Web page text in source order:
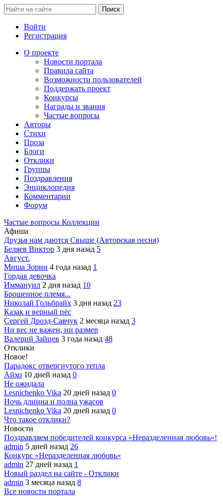
Войти
Регистрация
О проекте
Новости портала
Правила сайта
Возможности пользователей
Поддержать проект
Конкурсы
Награды и звания
Частые вопросы
Авторы
Стихи
Проза
Блоги
Отклики
Группы
Поздравления
Энциклопедия
Комментарии
Форум
Частые вопросы Коллекции
Афиша
Друзья нам даются Свыше (Авторская песня)
Беляев Виктор 3 дня назад 5
Август.
Миша Зорин 4 года назад 1
Гордая девочка
Иммануил 2 дня назад 10
Брошенное племя...
Николай Гольбрайх 3 дня назад 23
Казак и верный пёс
Сергей Дрозд-Савчук 2 месяца назад 3
Ни вес не важен, ни размер
Валерий Зайцев 3 года назад 48
Отклики
Новое!
Парадокс отвергнутого тепла
Айхо 10 дней назад 0
Не ожидала
Lesnichenko Vika 20 дней назад 0
Ночь длинна и полна ужасов
Lesnichenko Vika 20 дней назад 0
Что такое отклики?
Новости
Поздравляем победителей конкурса «Неразделенная любовь»!
admin 5 дней назад 26
Конкурс «Неразделенная любовь»
admin 27 дней назад 1
Новый раздел на сайте - Отклики
admin 3 месяца назад 8
Все новости портала